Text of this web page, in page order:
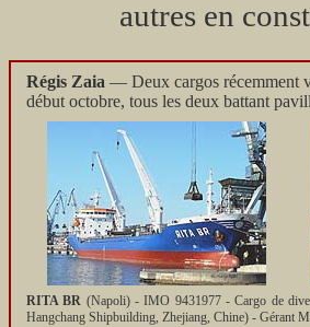
autres en
Régis Zaia — Deux cargos récemment
début octobre, tous les deux battant
RITA BR (Napoli) - IMO 9431977 - Cargo de
Hangchang Shipbuilding, Zhejiang, Chine) - Gérant